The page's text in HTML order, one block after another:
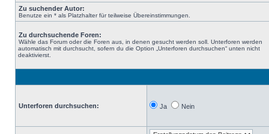
Zu suchender Autor:
Benutze ein * als Platzhalter für teilweise Übereinstimmungen.
Zu durchsuchende Foren:
Wähle das Forum oder die Foren aus, in denen gesucht werden soll. Unterforen werden
automatisch mit durchsucht, sofern du die Option „Unterforen durchsuchen“ unten nicht
deaktivierst.
Unterforen durchsuchen: Ja Nein